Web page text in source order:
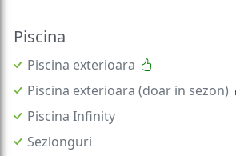
Piscina
Piscina exterioara
Piscina exterioara (doar in sezon)
Piscina Infinity
Sezlonguri